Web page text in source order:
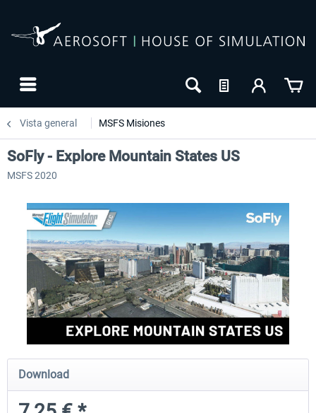
Vista general MSFS Misiones
Perfect Flight - Flying Germany MSFS
SoFly - Explore Mountain States US
MSFS 2020
Download